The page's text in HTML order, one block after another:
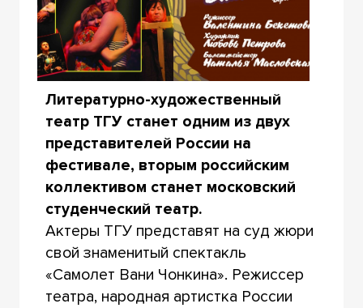
Литературно-художественный
театр ТГУ станет одним из двух
представителей России на
фестивале, вторым российским
коллективом станет московский
студенческий театр.
Актеры ТГУ представят на суд жюри
свой знаменитый спектакль
«Самолет Вани Чонкина». Режиссер
театра, народная артистка России